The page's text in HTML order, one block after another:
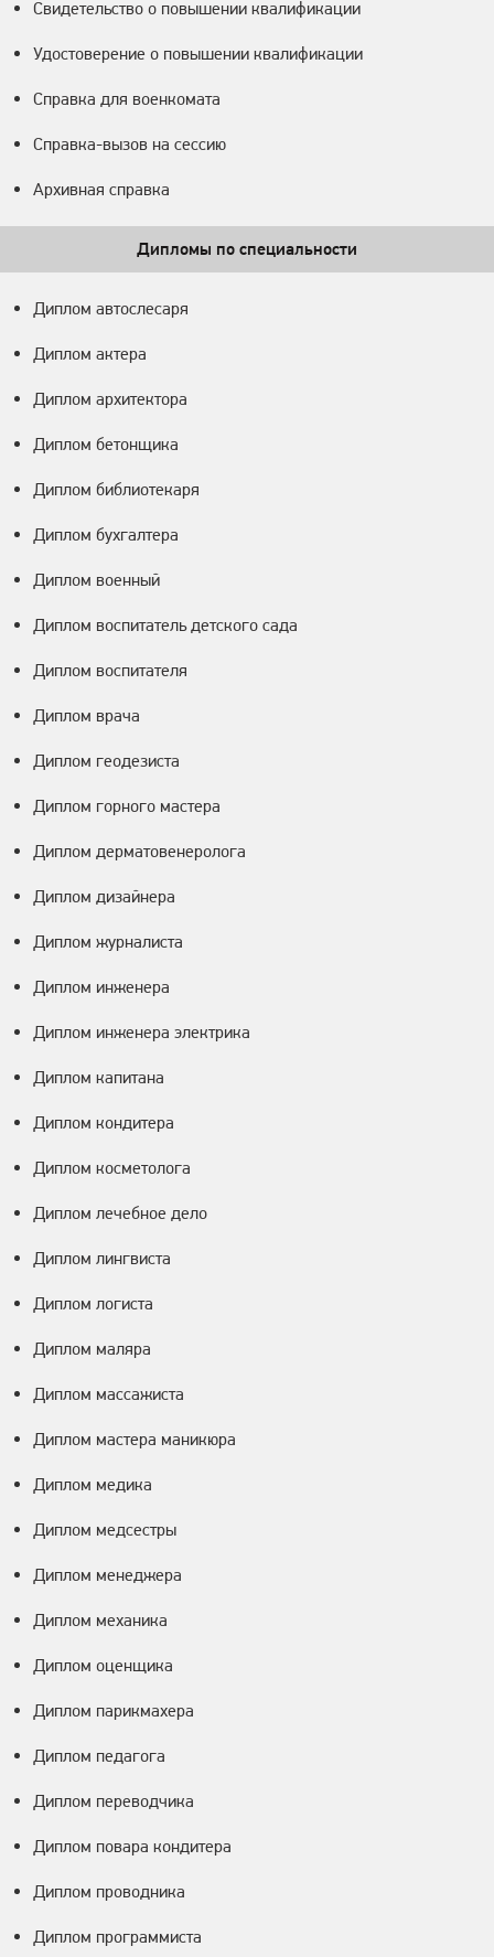
Свидетельство о повышении квалификации
Удостоверение о повышении квалификации
Справка для военкомата
Справка-вызов на сессию
Архивная справка
Дипломы по специальности
Диплом автослесаря
Диплом актера
Диплом архитектора
Диплом бетонщика
Диплом библиотекаря
Диплом бухгалтера
Диплом военный
Диплом воспитатель детского сада
Диплом воспитателя
Диплом врача
Диплом геодезиста
Диплом горного мастера
Диплом дерматовенеролога
Диплом дизайнера
Диплом журналиста
Диплом инженера
Диплом инженера электрика
Диплом капитана
Диплом кондитера
Диплом косметолога
Диплом лечебное дело
Диплом лингвиста
Диплом логиста
Диплом маляра
Диплом массажиста
Диплом мастера маникюра
Диплом медика
Диплом медсестры
Диплом менеджера
Диплом механика
Диплом оценщика
Диплом парикмахера
Диплом педагога
Диплом переводчика
Диплом повара кондитера
Диплом проводника
Диплом программиста